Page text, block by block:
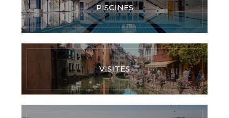
PISCINES
VISITES